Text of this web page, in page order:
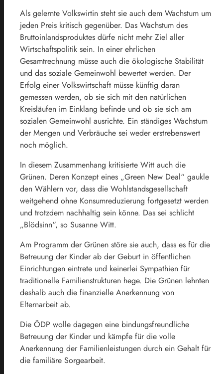
Als gelernte Volkswirtin steht sie auch dem Wachstum um
jeden Preis kritisch gegenüber. Das Wachstum des
Bruttoinlandsproduktes dürfe nicht mehr Ziel aller
Wirtschaftspolitik sein. In einer ehrlichen
Gesamtrechnung müsse auch die ökologische Stabilität
und das soziale Gemeinwohl bewertet werden. Der
Erfolg einer Volkswirtschaft müsse künftig daran
gemessen werden, ob sie sich mit den natürlichen
Kreisläufen im Einklang befinde und ob sie sich am
sozialen Gemeinwohl ausrichte. Ein ständiges Wachstum
der Mengen und Verbräuche sei weder erstrebenswert
noch möglich.
In diesem Zusammenhang kritisierte Witt auch die
Grünen. Deren Konzept eines „Green New Deal“ gaukle
den Wählern vor, dass die Wohlstandsgesellschaft
weitgehend ohne Konsumreduzierung fortgesetzt werden
und trotzdem nachhaltig sein könne. Das sei schlicht
„Blödsinn“, so Susanne Witt.
Am Programm der Grünen störe sie auch, dass es für die
Betreuung der Kinder ab der Geburt in öffentlichen
Einrichtungen eintrete und keinerlei Sympathien für
traditionelle Familienstrukturen hege. Die Grünen lehnten
deshalb auch die finanzielle Anerkennung von
Elternarbeit ab.
Die ÖDP wolle dagegen eine bindungsfreundliche
Betreuung der Kinder und kämpfe für die volle
Anerkennung der Familienleistungen durch ein Gehalt für
die familiäre Sorgearbeit.